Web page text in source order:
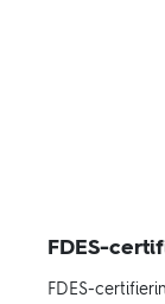
FDES-
FDES-